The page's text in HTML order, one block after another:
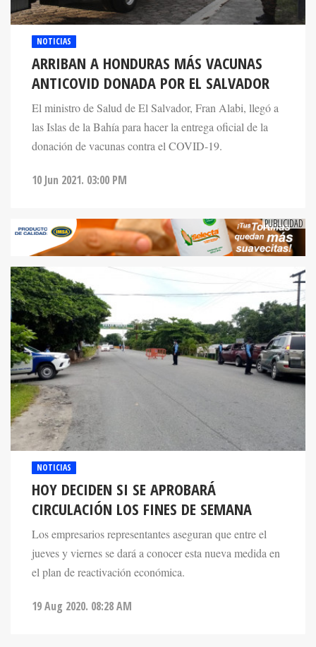
NOTICIAS
ARRIBAN A HONDURAS MÁS VACUNAS
ANTICOVID DONADA POR EL SALVADOR
El ministro de Salud de El Salvador, Fran Alabi, llegó a
las Islas de la Bahía para hacer la entrega oficial de la
donación de vacunas contra el COVID-19.
10 Jun 2021. 03:00 PM
NOTICIAS
HOY DECIDEN SI SE APROBARÁ
CIRCULACIÓN LOS FINES DE SEMANA
Los empresarios representantes aseguran que entre el
jueves y viernes se dará a conocer esta nueva medida en
el plan de reactivación económica.